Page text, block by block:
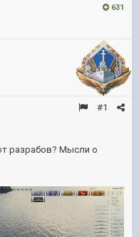
631
#1
разрабов? Мысли о